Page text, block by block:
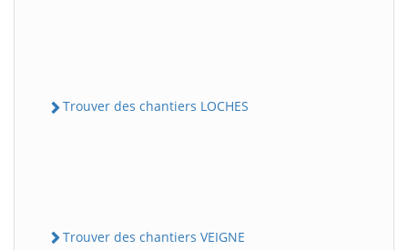
Trouver des chantiers LOCHES
Trouver des chantiers VEIGNE